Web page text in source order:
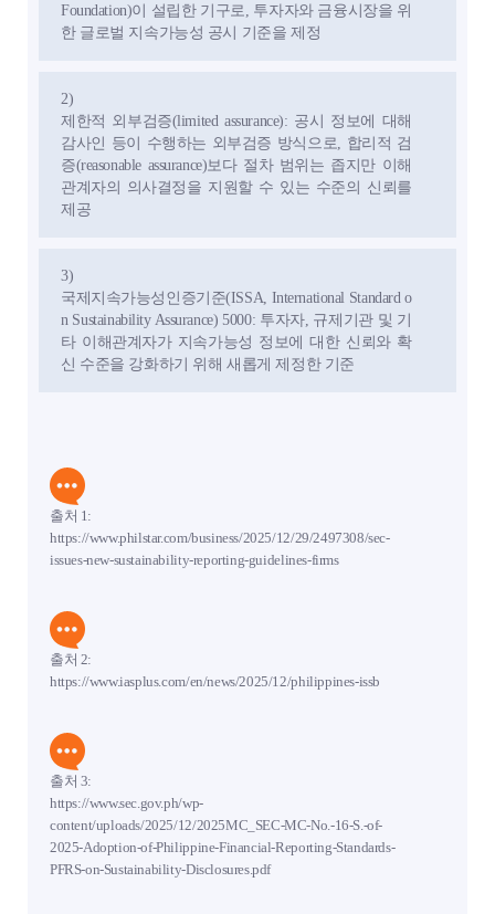
Foundation)이 설립한 기구로, 투자자와 금융시장을 위
한 글로벌 지속가능성 공시 기준을 제정
2)
제한적 외부검증(limited assurance): 공시 정보에 대해
감사인 등이 수행하는 외부검증 방식으로, 합리적 검
증(reasonable assurance)보다 절차 범위는 좁지만 이해
관계자의 의사결정을 지원할 수 있는 수준의 신뢰를
제공
3)
국제지속가능성인증기준(ISSA, International Standard o
n Sustainability Assurance) 5000: 투자자, 규제기관 및 기
타 이해관계자가 지속가능성 정보에 대한 신뢰와 확
신 수준을 강화하기 위해 새롭게 제정한 기준
출처 1:
https://www.philstar.com/business/2025/12/29/2497308/sec-
issues-new-sustainability-reporting-guidelines-firms
출처 2:
https://www.iasplus.com/en/news/2025/12/philippines-issb
출처 3:
https://www.sec.gov.ph/wp-
content/uploads/2025/12/2025MC_SEC-MC-No.-16-S.-of-
2025-Adoption-of-Philippine-Financial-Reporting-Standards-
PFRS-on-Sustainability-Disclosures.pdf